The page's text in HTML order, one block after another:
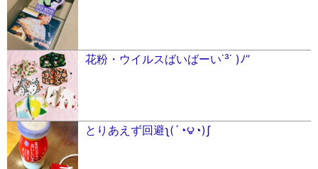
花粉・ウイルスばいばーい˙³˙ )ﾉ”
とりあえず回避ʅ(´◔౪◔)ʃ